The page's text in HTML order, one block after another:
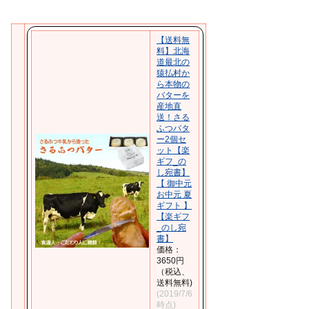
【送料無
料】北海
道最北の
猿払村か
ら本物の
バターを
産地直
送！さる
ふつバタ
ー2個セ
ット【楽
ギフ_の
し宛書】
【 御中元
お中元 夏
ギフト 】
【楽ギフ
_のし宛
書】
価格：
3650円
（税込、
送料無料)
(2019/7/6
時点)